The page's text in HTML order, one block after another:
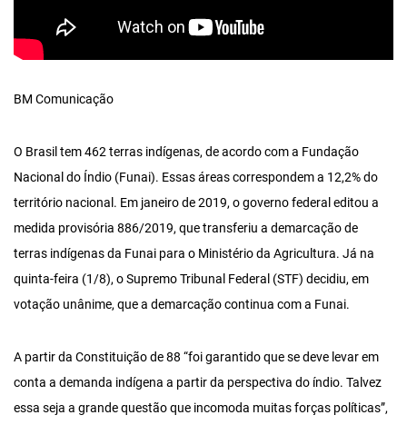
BM Comunicação
O Brasil tem 462 terras indígenas, de acordo com a Fundação
Nacional do Índio (Funai). Essas áreas correspondem a 12,2% do
território nacional. Em janeiro de 2019, o governo federal editou a
medida provisória 886/2019, que transferiu a demarcação de
terras indígenas da Funai para o Ministério da Agricultura. Já na
quinta-feira (1/8), o Supremo Tribunal Federal (STF) decidiu, em
votação unânime, que a demarcação continua com a Funai.
A partir da Constituição de 88 “foi garantido que se deve levar em
conta a demanda indígena a partir da perspectiva do índio. Talvez
essa seja a grande questão que incomoda muitas forças políticas”,